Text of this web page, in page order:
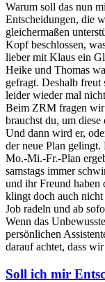
Warum soll das nun
Entscheidungen, die
gleichermaßen
Kopf beschlossen,
lieber mit Klaus ein
Heike und Thomas
gefragt. Deshalb freut
leider wieder mal
Beim ZRM fragen wir
brauchst du, um
Und dann wird er,
der neue Plan
Mo.-Mi.-Fr.-Plan
samstags immer
und ihr Freund haben
klingt doch auch
Job radeln und ab
Wenn das
persönlichen
darauf achtet, dass
Soll ich mir